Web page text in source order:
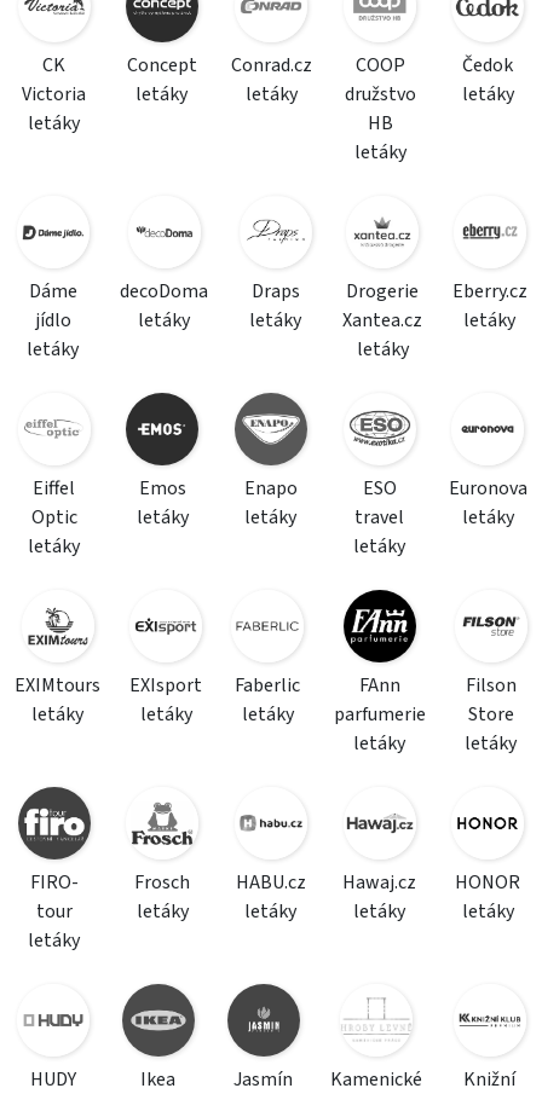
CK
Victoria
letáky
Concept
letáky
Conrad.cz
letáky
COOP
družstvo
HB
letáky
Čedok
letáky
Dáme
jídlo
letáky
decoDoma
letáky
Draps
letáky
Drogerie
Xantea.cz
letáky
Eberry.cz
letáky
Eiffel
Optic
letáky
Emos
letáky
Enapo
letáky
ESO
travel
letáky
Euronova
letáky
EXIMtours
letáky
EXIsport
letáky
Faberlic
letáky
FAnn
parfumerie
letáky
Filson
Store
letáky
FIRO-
tour
letáky
Frosch
letáky
HABU.cz
letáky
Hawaj.cz
letáky
HONOR
letáky
HUDY
Ikea
Jasmín
Kamenické
Knižní